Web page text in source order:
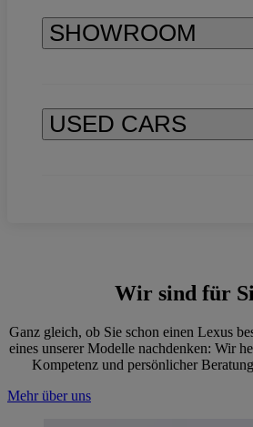
SHOWROOM
USED CARS
Wir sind für
Ganz gleich, ob Sie schon einen Lexus
eines unserer Modelle nachdenken: Wir
Kompetenz und persönlicher
Mehr über uns